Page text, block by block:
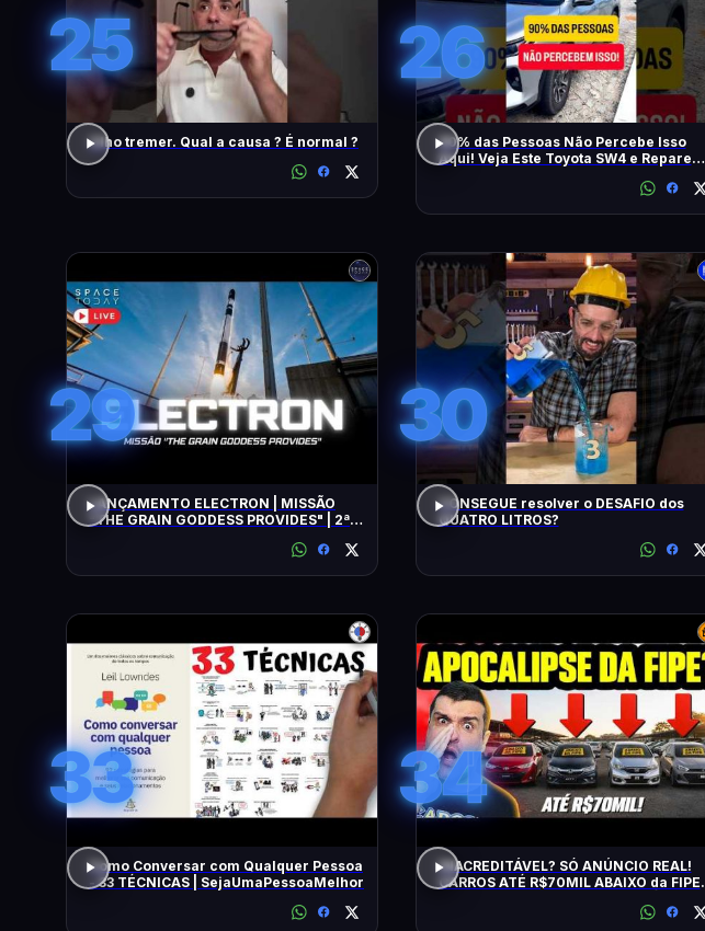
25
Olho tremer. Qual a causa ? É normal ?
26
90% das Pessoas Não Percebe Isso
Aqui! Veja Este Toyota SW4 e Repare
29
LANÇAMENTO ELECTRON | MISSÃO
"THE GRAIN GODDESS PROVIDES" | 2ª
30
CONSEGUE resolver o DESAFIO dos
QUATRO LITROS?
33
Como Conversar com Qualquer Pessoa
- 33 TÉCNICAS | SejaUmaPessoaMelhor
34
INACREDITÁVEL? SÓ ANÚNCIO REAL!
CARROS ATÉ R$70MIL ABAIXO da FIPE: